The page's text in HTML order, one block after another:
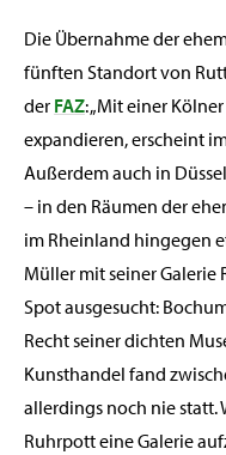
Die Übernahme der
fünften Standort von
der FAZ: „Mit einer
expandieren, erscheint
Außerdem auch in
– in den Räumen der
im Rheinland hingegen
Müller mit seiner
Spot ausgesucht:
Recht seiner dichten
Kunsthandel fand
allerdings noch nie statt.
Ruhrpott eine Galerie